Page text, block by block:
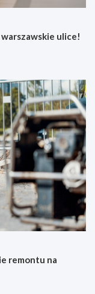
ulice!
remontu na